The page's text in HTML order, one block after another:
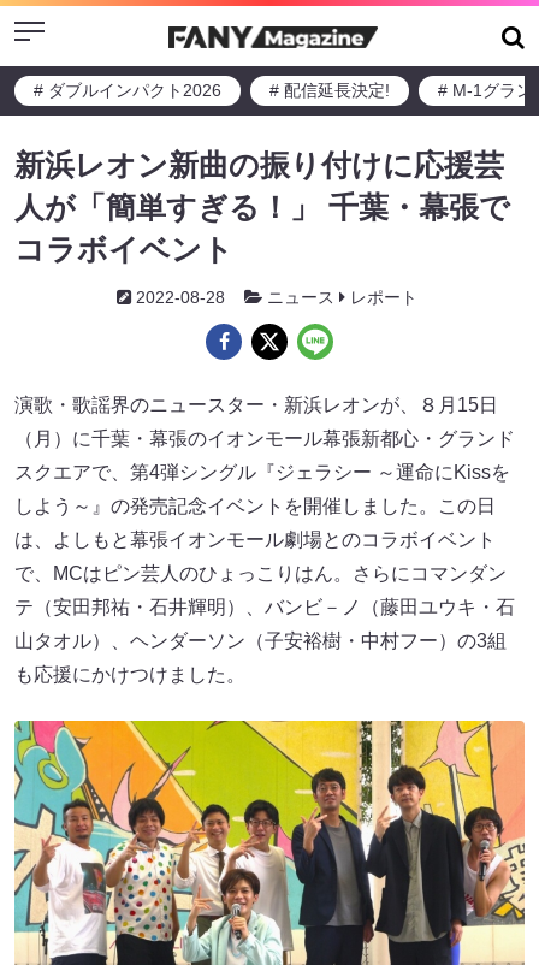
Menu
# ダブルインパクト2026 # 配信延長決定! # M-1グラン
新浜レオン新曲の振り付けに応援芸
人が「簡単すぎる！」 千葉・幕張で
コラボイベント
2022-08-28 ニュース レポート
演歌・歌謡界のニュースター・新浜レオンが、８月15日
（月）に千葉・幕張のイオンモール幕張新都心・グランド
スクエアで、第4弾シングル『ジェラシー ～運命にKissを
しよう～』の発売記念イベントを開催しました。この日
は、よしもと幕張イオンモール劇場とのコラボイベント
で、MCはピン芸人のひょっこりはん。さらにコマンダン
テ（安田邦祐・石井輝明）、バンビ－ノ（藤田ユウキ・石
山タオル）、ヘンダーソン（子安裕樹・中村フー）の3組
も応援にかけつけました。